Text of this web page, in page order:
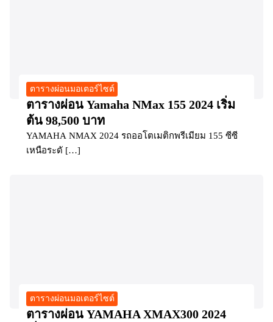
ตารางผ่อนมอเตอร์ไซต์
ตารางผ่อน Yamaha NMax 155 2024 เริ่ม
ต้น 98,500 บาท
YAMAHA NMAX 2024 รถออโตเมติกพรีเมียม 155 ซีซี
เหนือระดั […]
ตารางผ่อนมอเตอร์ไซต์
ตารางผ่อน YAMAHA XMAX300 2024